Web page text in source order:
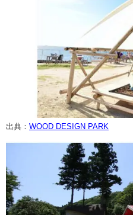
出典： WOOD DESIGN PARK